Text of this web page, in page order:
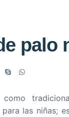
palo
las niñas;